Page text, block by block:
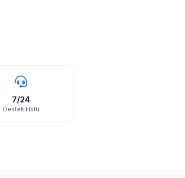
7/24
Destek Hattı